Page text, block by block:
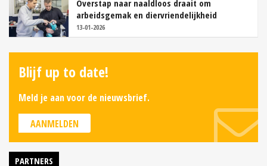
Overstap naar naaldloos draait om
arbeidsgemak en diervriendelijkheid
13-01-2026
Blijf up to date!
Meld je aan voor de nieuwsbrief.
AANMELDEN
PARTNERS